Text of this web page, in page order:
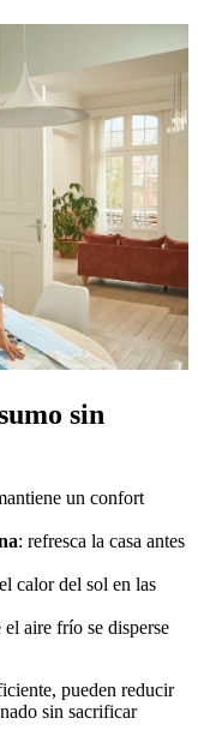
sin
un confort
: refresca la casa antes
calor del sol en las
el aire frío se disperse
pueden reducir
sin sacrificar